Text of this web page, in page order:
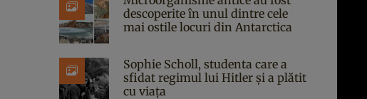
descoperite în unul dintre cele
mai ostile locuri din Antarctica
Sophie Scholl, studenta care a
sfidat regimul lui Hitler și a plătit
cu viața